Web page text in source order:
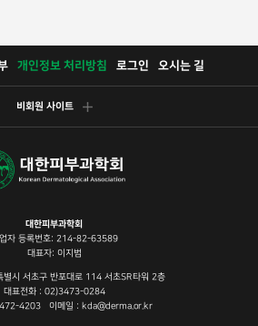
개인정보 처리방침 로그인 오시는 길
비회원 사이트
대한피부과학회
자 등록번호: 214-82-63589
대표자: 이지범
시 서초구 반포대로 114 서초SR타워 2층
대표전화 : 02)3473-0284
4203 이메일 : kda@derma.or.kr